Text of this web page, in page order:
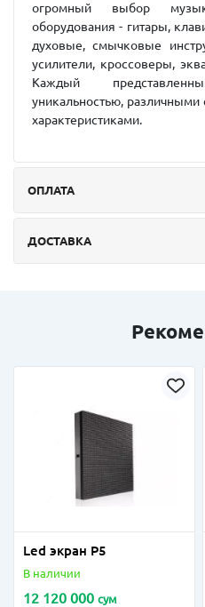
огромный выбор
оборудования - гитары,
духовые, смычковые
усилители, кроссоверы,
Каждый
уникальностью,
характеристиками.
ОПЛАТА
ДОСТАВКА
Led экран P5
В наличии
12 120 000 сум